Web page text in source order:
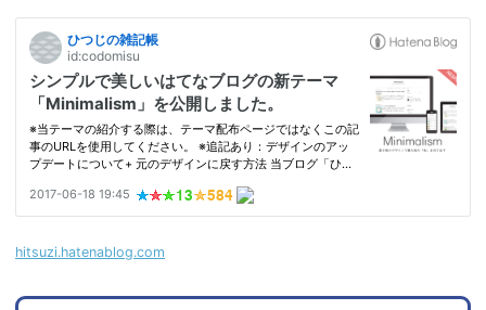
hitsuzi.hatenablog.com